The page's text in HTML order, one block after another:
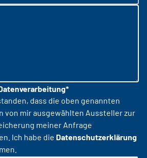
dass die oben genannten
von mir ausgewählten Aussteller zur
meiner Anfrage
Ich habe die Datenschutzerklärung